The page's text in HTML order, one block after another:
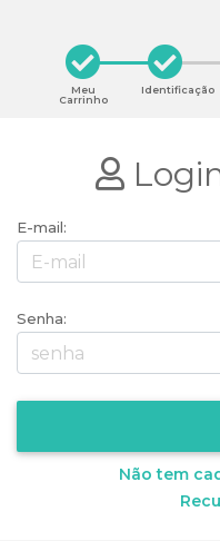
Meu
Carrinho
Identificação
E-mail:
Senha:
Não tem